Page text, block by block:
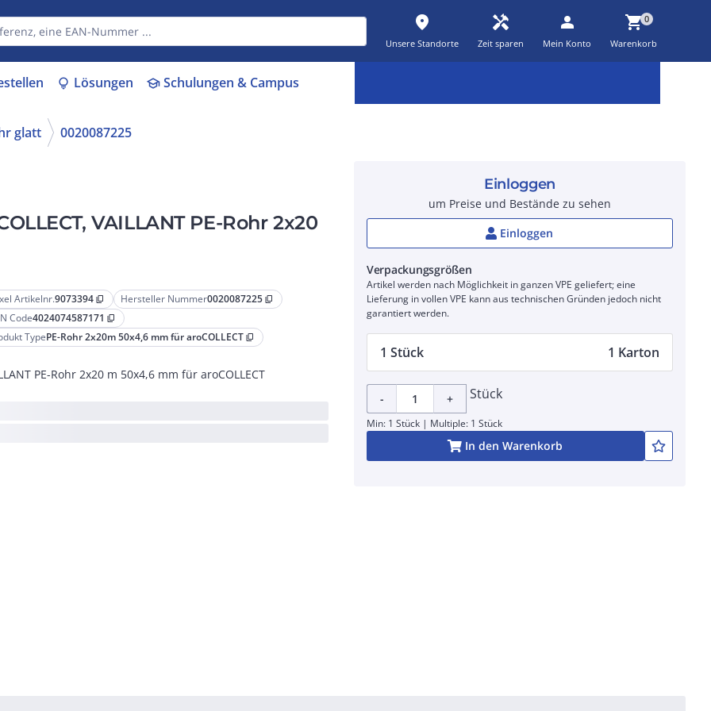
place
Unsere Standorte
handyman
Zeit sparen
person
Mein Konto
shopping_cart0
Warenkorb
lightbulb Lösungen schoolSchulungen & Campus
glatt 0020087225
VAILLANT PE-Rohr 2x20
Artikelnr.9073394 content_copy Hersteller Nummer0020087225 content_copy
Code4024074587171 content_copy
TypePE-Rohr 2x20m 50x4,6 mm für aroCOLLECT content_copy
PE-Rohr 2x20 m 50x4,6 mm für aroCOLLECT
Einloggen
um Preise und Bestände zu sehen
Einloggen
Verpackungsgrößen
Artikel werden nach Möglichkeit in ganzen VPE geliefert; eine
Lieferung in vollen VPE kann aus technischen Gründen jedoch nicht
garantiert werden.
1 Stück 1 Karton
- + Stück
Min: 1 Stück | Multiple: 1 Stück
In den Warenkorb